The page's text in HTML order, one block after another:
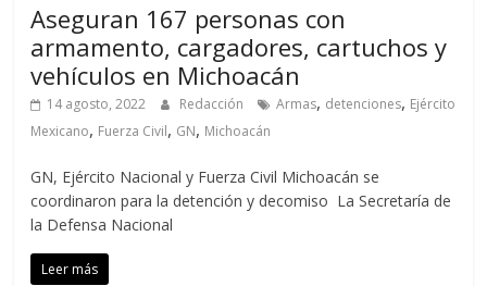
Aseguran 167 personas con
armamento, cargadores, cartuchos y
vehículos en Michoacán
14 agosto, 2022 Redacción Armas, detenciones, Ejército
Mexicano, Fuerza Civil, GN, Michoacán
GN, Ejército Nacional y Fuerza Civil Michoacán se
coordinaron para la detención y decomiso La Secretaría de
la Defensa Nacional
Leer más